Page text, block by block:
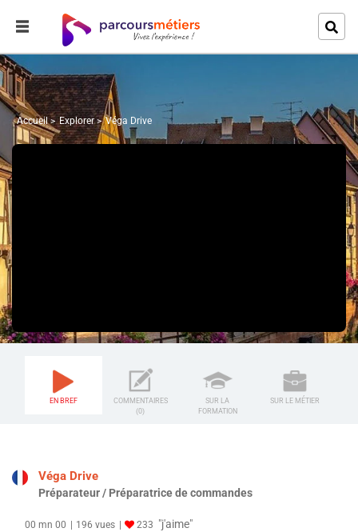
Accueil Explorer Véga Drive
EN BREF
COMMENTAIRES
(0)
SUR LA
FORMATION
SUR LE MÉTIER
Véga Drive
Préparateur / Préparatrice de commandes
00 mn 00 196 vues 233 "j'aime"